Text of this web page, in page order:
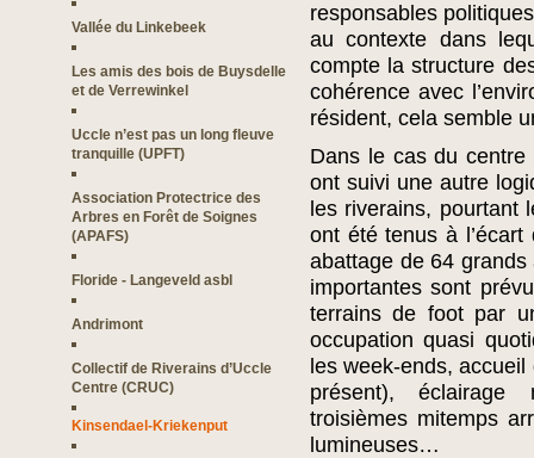
Vallée du Linkebeek
Les amis des bois de Buysdelle
et de Verrewinkel
Uccle n’est pas un long fleuve
tranquille (UPFT)
Association Protectrice des
Arbres en Forêt de Soignes
(APAFS)
Floride - Langeveld asbl
Andrimont
Collectif de Riverains d’Uccle
Centre (CRUC)
Kinsendael-Kriekenput
responsables
au contexte dans
compte la structure
cohérence avec
résident, cela semble
Dans le cas du centre
ont suivi une autre
les riverains, pourtant
ont été tenus à
abattage de 64 grands
importantes sont
terrains de foot par
occupation quasi
les week-ends, accueil
présent), éclairage
troisièmes mitemps
lumineuses…